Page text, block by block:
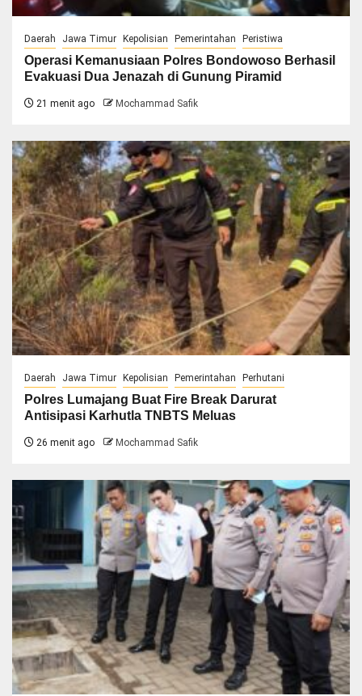
Daerah Jawa Timur Kepolisian Pemerintahan Peristiwa
Operasi Kemanusiaan Polres Bondowoso Berhasil
Evakuasi Dua Jenazah di Gunung Piramid
21 menit ago Mochammad Safik
Daerah Jawa Timur Kepolisian Pemerintahan Perhutani
Polres Lumajang Buat Fire Break Darurat
Antisipasi Karhutla TNBTS Meluas
26 menit ago Mochammad Safik